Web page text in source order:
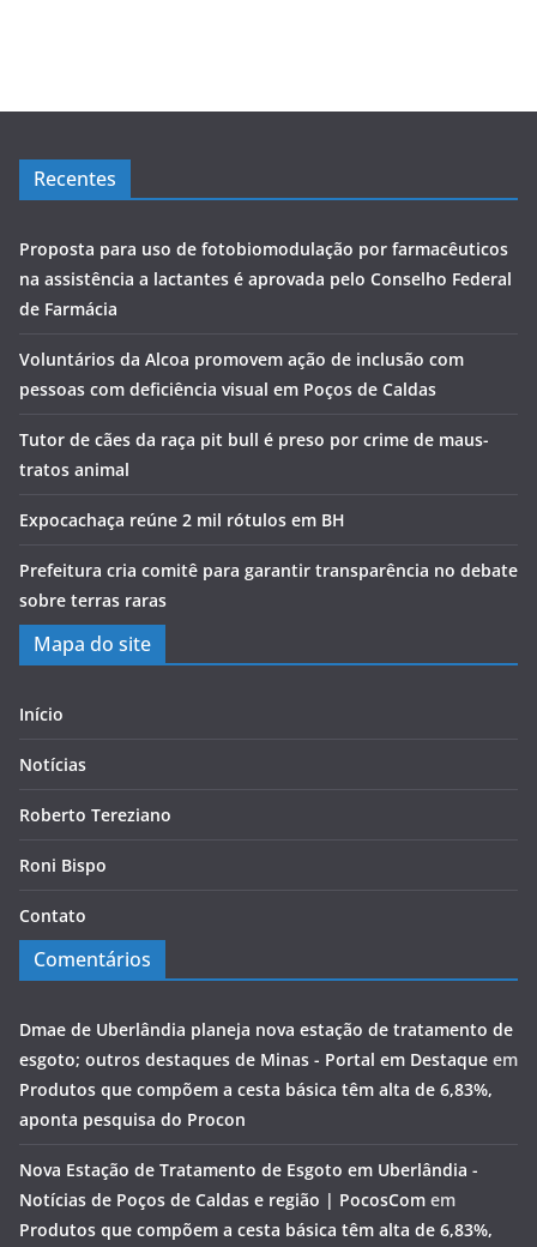
Recentes
Proposta para uso de fotobiomodulação por farmacêuticos
na assistência a lactantes é aprovada pelo Conselho Federal
de Farmácia
Voluntários da Alcoa promovem ação de inclusão com
pessoas com deficiência visual em Poços de Caldas
Tutor de cães da raça pit bull é preso por crime de maus-
tratos animal
Expocachaça reúne 2 mil rótulos em BH
Prefeitura cria comitê para garantir transparência no debate
sobre terras raras
Mapa do site
Início
Notícias
Roberto Tereziano
Roni Bispo
Contato
Comentários
Dmae de Uberlândia planeja nova estação de tratamento de
esgoto; outros destaques de Minas - Portal em Destaque em
Produtos que compõem a cesta básica têm alta de 6,83%,
aponta pesquisa do Procon
Nova Estação de Tratamento de Esgoto em Uberlândia -
Notícias de Poços de Caldas e região | PocosCom em
Produtos que compõem a cesta básica têm alta de 6,83%,